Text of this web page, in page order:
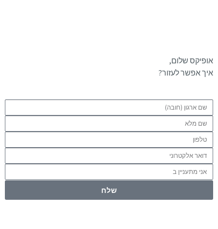
אופיקס שלום,
איך אפשר לעזור?
שלח